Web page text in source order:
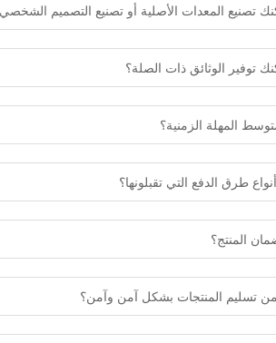
تصنيع المعدات الأصلية أو تصنيع التصميم
توفير الوثائق ذات الصلة؟
​​المهلة الزمنية؟
طرق الدفع التي تقبلونها؟
المنتج؟
تسليم المنتجات بشكل آمن وآمن؟